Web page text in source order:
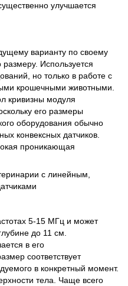
улучшается
варианту по своему
Используется
но только в работе с
крошечными животными.
кривизны модуля
его размеры
оборудования обычно
конвексных датчиков.
проникающая
5-15 МГц и может
до 11 см.
в его
соответствует
в конкретный момент.
тела. Чаще всего